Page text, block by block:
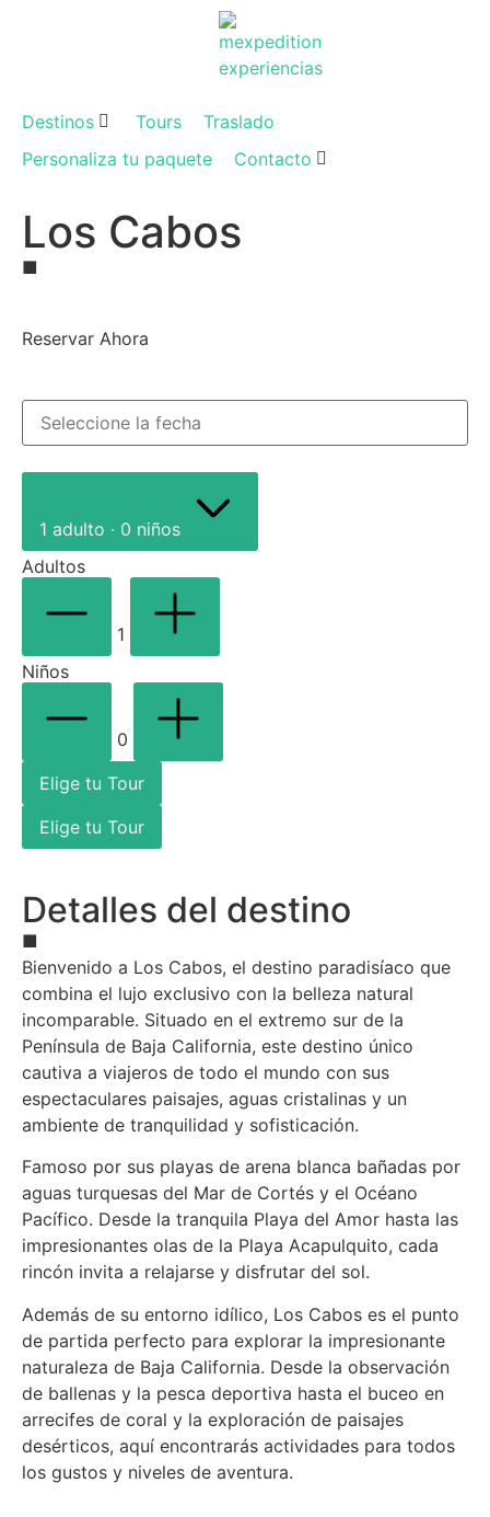
Destinos Tours
Traslado
Personaliza tu paquete
Contacto
Los Cabos
■
Detalles del destino
■
Bienvenido a Los Cabos, el destino paradisíaco que
combina el lujo exclusivo con la belleza natural
incomparable. Situado en el extremo sur de la
Península de Baja California, este destino único
cautiva a viajeros de todo el mundo con sus
espectaculares paisajes, aguas cristalinas y un
ambiente de tranquilidad y sofisticación.
Famoso por sus playas de arena blanca bañadas por
aguas turquesas del Mar de Cortés y el Océano
Pacífico. Desde la tranquila Playa del Amor hasta las
impresionantes olas de la Playa Acapulquito, cada
rincón invita a relajarse y disfrutar del sol.
Además de su entorno idílico, Los Cabos es el punto
de partida perfecto para explorar la impresionante
naturaleza de Baja California. Desde la observación
de ballenas y la pesca deportiva hasta el buceo en
arrecifes de coral y la exploración de paisajes
desérticos, aquí encontrarás actividades para todos
los gustos y niveles de aventura.
Reservar Ahora
1 adulto · 0 niños
Adultos
1
Niños
0
Elige tu Tour
Elige tu Tour